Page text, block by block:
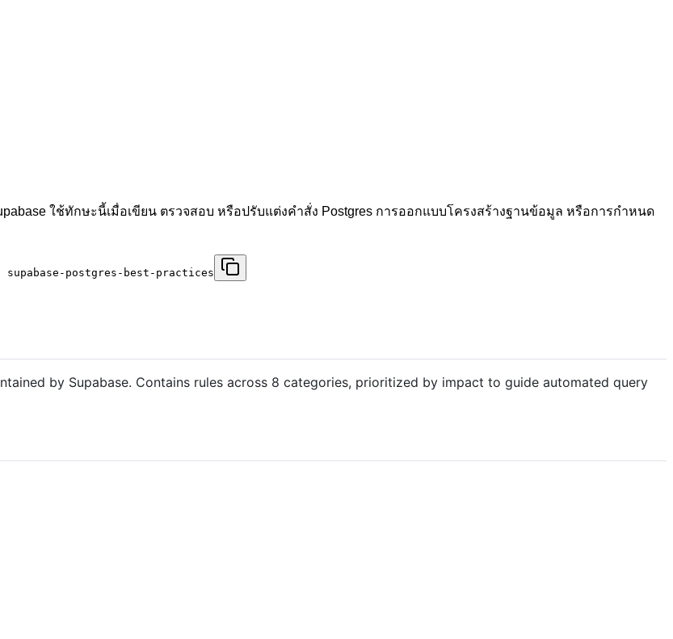
ใช้ทักษะนี้เมื่อเขียน ตรวจสอบ หรือปรับแต่งคำสั่ง Postgres การออกแบบโครงสร้างฐานข้อมูล หรือการกำหนด
postgres-best-practices
by Supabase. Contains rules across 8 categories, prioritized by impact to guide automated query